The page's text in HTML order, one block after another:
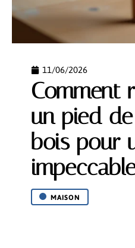
11/06/2026
Comment
un pied
bois pour
MAISON